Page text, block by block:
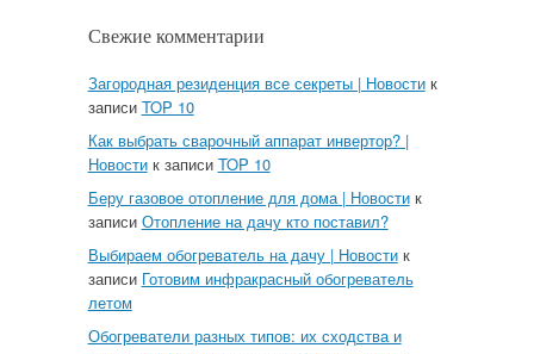
Свежие комментарии
Загородная резиденция все секреты | Новостик
записи TOP 10
Как выбрать сварочный аппарат инвертор? |
Новостик записи TOP 10
Беру газовое отопление для дома | Новостик
записи Отопление на дачу кто поставил?
Выбираем обогреватель на дачу | Новостик
записи Готовим инфракрасный обогреватель
летом
Обогреватели разных типов: их сходства и